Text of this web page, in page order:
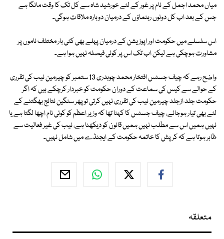
میاں محمد اجمل کے نام پر غور کے لئے خورشید شاہ سے کل تک کا وقت مانگا ہے
جس کے بعد اب کل دونوں رہنماؤں کے درمیان دوبارہ ملاقات ہوگی۔
اس سلسلے میں حکومت اور اپوزیشن کے درمیان پہلے بھی کئی بار مختلف ناموں پر
مشاورت ہوچکی ہے لیکن اب تک اس پر کوئی فیصلہ نہیں ہوا ہے۔
واضح رہے کہ چیف جسٹس افتخار محمد چوہدری 13 ستمبر کو چیرمین نیب کی تقرری
کے حوالے سے کیس کی سماعت کے دوران حکومت کو خبردار کرچکے ہیں کہ اگر
حکومت جلد ازجلد چیرمین نیب کی تقرری نہیں کرتی تو پھر سنگین نتائج بھگتنے کے
لئے بھی تیار ہوجائے، چیف جسٹس کا کہنا تھا کہ وزیر اعظم کو کوئی نام اچھا لگتا ہے یا
نہیں ہمیں اس سے مطلب نہیں ہمیں قانون کو دیکھنا ہے، نیب کی غیر فعالیت سے
ظاہر ہوتا ہے کہ کرپش کا خاتمہ حکومت کے ایجنڈے میں شامل نہیں۔
متعلقہ